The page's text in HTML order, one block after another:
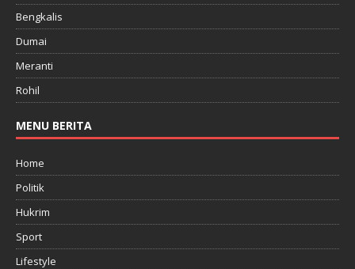
Bengkalis
Dumai
Meranti
Rohil
MENU BERITA
Home
Politik
Hukrim
Sport
Lifestyle